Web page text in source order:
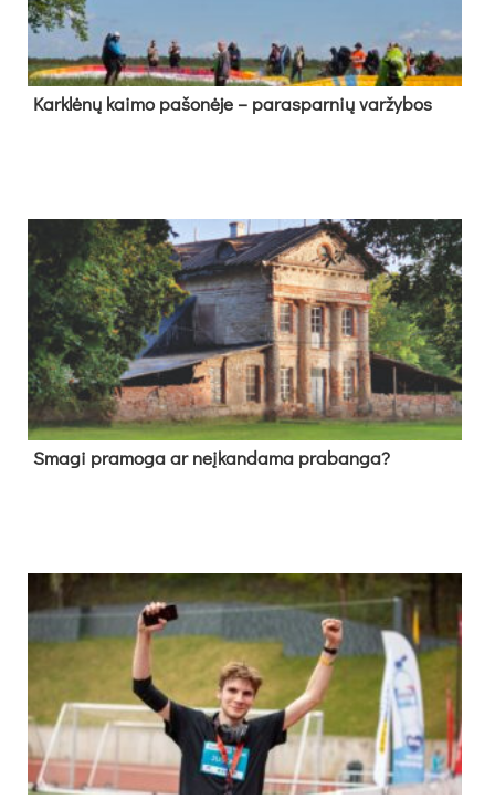
Kark­lė­nų kai­mo pa­šo­nė­je – pa­ras­par­nių var­žy­bos
Sma­gi pra­mo­ga ar neį­kan­da­ma pra­ban­ga?